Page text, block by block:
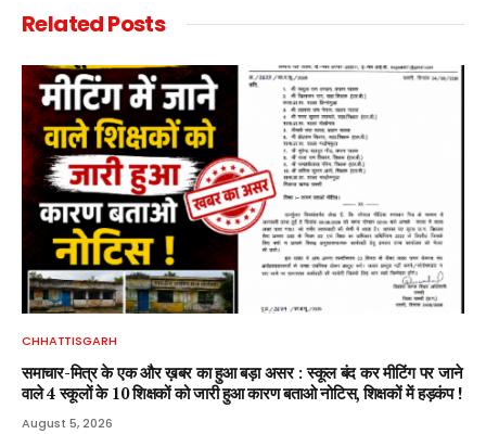
RelatedPosts
CHHATTISGARH
समाचार-मित्र के एक और ख़बर का हुआ बड़ा असर : स्कूल बंद कर मीटिंग पर जाने
वाले 4 स्कूलों के 10 शिक्षकों को जारी हुआ कारण बताओ नोटिस, शिक्षकों में हड़कंप !
August 5, 2026